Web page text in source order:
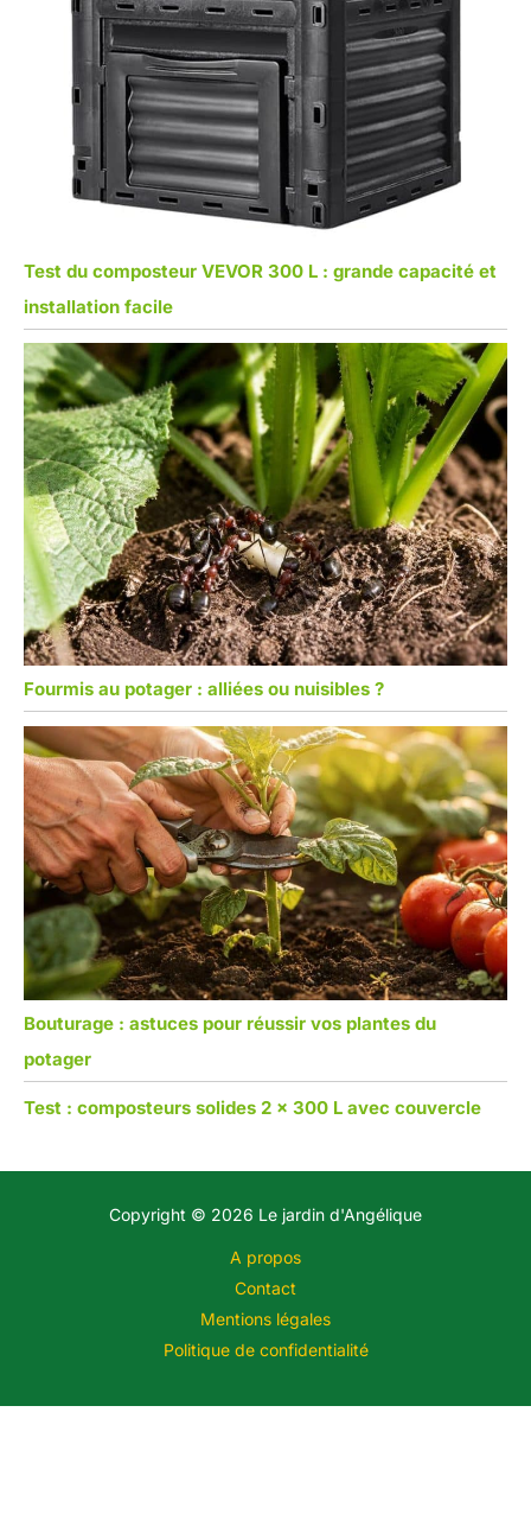
Test du composteur VEVOR 300 L : grande capacité et
installation facile
Fourmis au potager : alliées ou nuisibles ?
Bouturage : astuces pour réussir vos plantes du
potager
Test : composteurs solides 2 x 300 L avec couvercle
Copyright © 2026 Le jardin d'Angélique
A propos
Contact
Mentions légales
Politique de confidentialité